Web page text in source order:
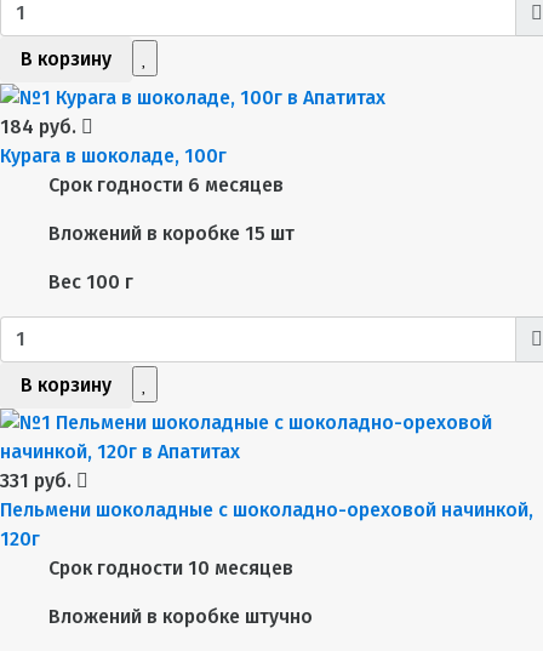
В корзину
184 руб.
Курага в шоколаде, 100г
Срок годности 6 месяцев
Вложений в коробке 15 шт
Вес 100 г
В корзину
331 руб.
Пельмени шоколадные с шоколадно-ореховой начинкой,
120г
Срок годности 10 месяцев
Вложений в коробке штучно